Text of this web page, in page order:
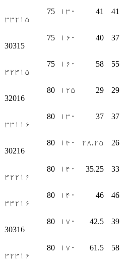
۳۳۲۱۵
75 ۱۳۰ 41 41
30315
75 ۱۶۰ 40 37
۳۲۳۱۵
75 ۱۶۰ 58 55
32016
80 ۱۲۵ 29 29
۳۳۱۱۶
80 ۱۳۰ 37 37
30216
80 ۱۴۰ ۲۸.۲۵ 26
۳۲۲۱۶
80 ۱۴۰ 35.25 33
۳۳۲۱۶
80 ۱۴۰ 46 46
30316
80 ۱۷۰ 42.5 39
۳۲۳۱۶
80 ۱۷۰ 61.5 58